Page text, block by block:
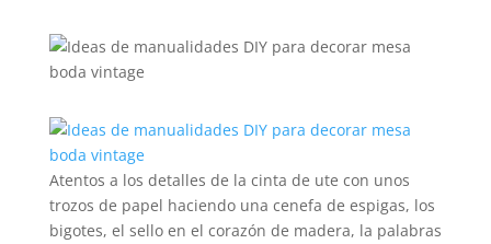
Atentos a los detalles de la cinta de ute con unos
trozos de papel haciendo una cenefa de espigas, los
bigotes, el sello en el corazón de madera, la palabras